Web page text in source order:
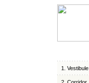
1. Vestibule